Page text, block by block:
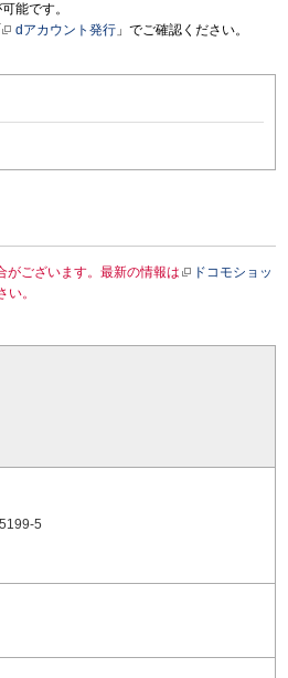
能です。
dアカウント発行 」でご確認ください。
がございます。最新の情報は
ドコモショッ
い。
5